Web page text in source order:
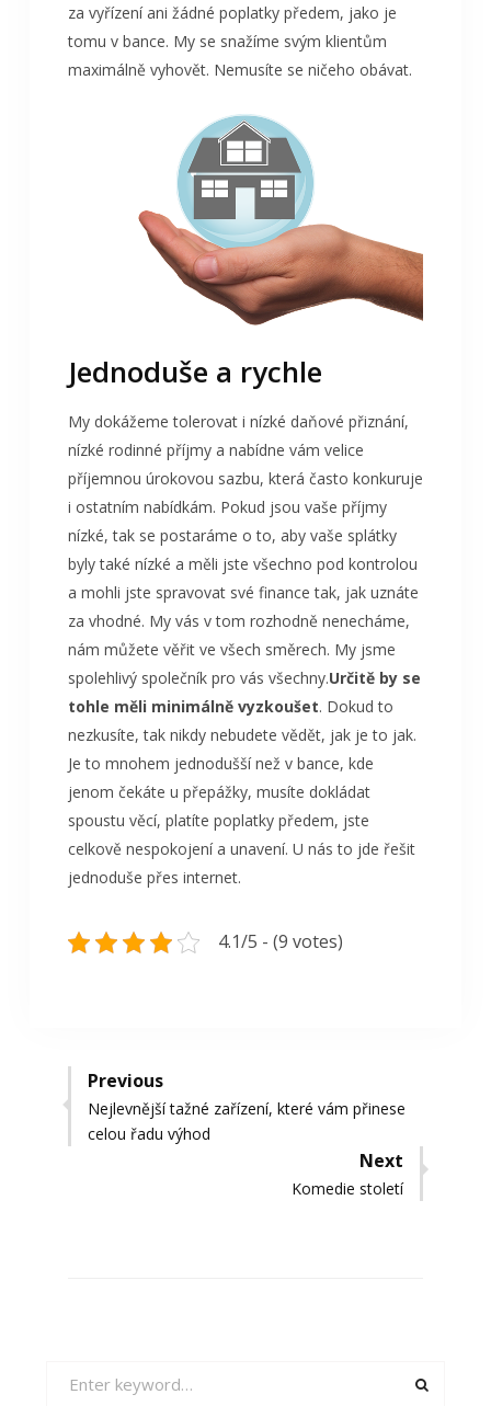
za vyřízení ani žádné poplatky předem, jako je
tomu v bance. My se snažíme svým klientům
maximálně vyhovět. Nemusíte se ničeho obávat.
Jednoduše a rychle
My dokážeme tolerovat i nízké daňové přiznání,
nízké rodinné příjmy a nabídne vám velice
příjemnou úrokovou sazbu, která často konkuruje
i ostatním nabídkám. Pokud jsou vaše příjmy
nízké, tak se postaráme o to, aby vaše splátky
byly také nízké a měli jste všechno pod kontrolou
a mohli jste spravovat své finance tak, jak uznáte
za vhodné. My vás v tom rozhodně nenecháme,
nám můžete věřit ve všech směrech. My jsme
spolehlivý společník pro vás všechny.Určitě by se
tohle měli minimálně vyzkoušet. Dokud to
nezkusíte, tak nikdy nebudete vědět, jak je to jak.
Je to mnohem jednodušší než v bance, kde
jenom čekáte u přepážky, musíte dokládat
spoustu věcí, platíte poplatky předem, jste
celkově nespokojení a unavení. U nás to jde řešit
jednoduše přes internet.
4.1/5 - (9 votes)
Navigace
pro
Previous
Previous
post:
Nejlevnější tažné zařízení, které vám přinese
celou řadu výhod
Next
Next
Komedie století